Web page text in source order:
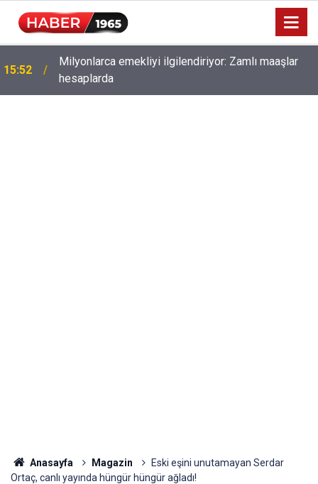
15:52
Milyonlarca emekliyi ilgilendiriyor: Zamlı maaşlar
hesaplarda
Anasayfa Magazin
Eski eşini unutamayan Serdar
Ortaç, canlı yayında hüngür hüngür ağladı!